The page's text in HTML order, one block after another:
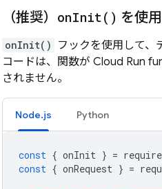
（推奨） onInit( ) を使
onInit() フックを使用して、
コードは、関数が Cloud Run
されません。
Node.js Python
const { onInit } = require
const { onRequest } =